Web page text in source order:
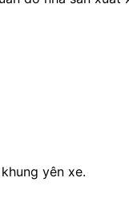
yên xe.